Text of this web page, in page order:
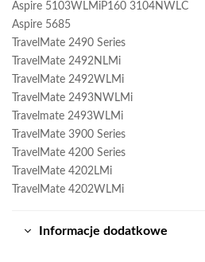
Aspire 5103WLMiP160 3104NWLC
Aspire 5685
TravelMate 2490 Series
TravelMate 2492NLMi
TravelMate 2492WLMi
TravelMate 2493NWLMi
Travelmate 2493WLMi
TravelMate 3900 Series
TravelMate 4200 Series
TravelMate 4202LMi
TravelMate 4202WLMi
Informacje dodatkowe